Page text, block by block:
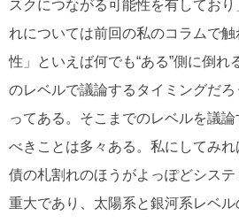
スクにつながる可能性を有してお
れについては前回の私のコラムで
性」といえば何でも“ある”側に倒れ
のレベルで議論するタイミングだ
ってある。そこまでのレベルを議
べきことは多々ある。私にしてみ
債の札割れのほうがよっぽどシス
重大であり、太陽系と銀河系レベ